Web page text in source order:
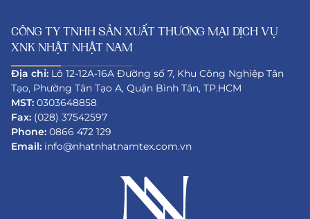
CÔNG TY TNHH SẢN XUẤT THƯƠNG MẠI DỊCH VỤ
XNK NHẬT NHẬT NAM
Địa chỉ: Lô 12-12A-16A Đường số 7, Khu Công Nghiệp Tân
Tạo, Phường Tân Tạo A, Quận Bình Tân, TP.HCM
MST: 0303648858
Fax: (028) 37542597
Phone: 0866 472 129
Email: info@nhatnhatnamtex.com.vn